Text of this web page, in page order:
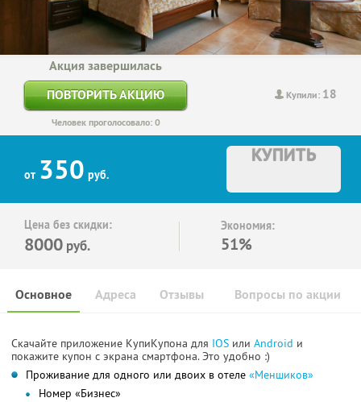
Купили: 18
Акция завершилась
ПОВТОРИТЬ АКЦИЮ
Человек проголосовало: 0
от 350 руб.
КУПИТЬ
Цена без скидки:
8000 руб.
Экономия:
51%
Основное Отзывы Вопросы по акции
Адреса
Скачайте приложение КупиКупона для IOS или Android и
покажите купон с экрана смартфона. Это удобно :)
Проживание для одного или двоих в отеле «Меншиков»
Номер «Бизнес»